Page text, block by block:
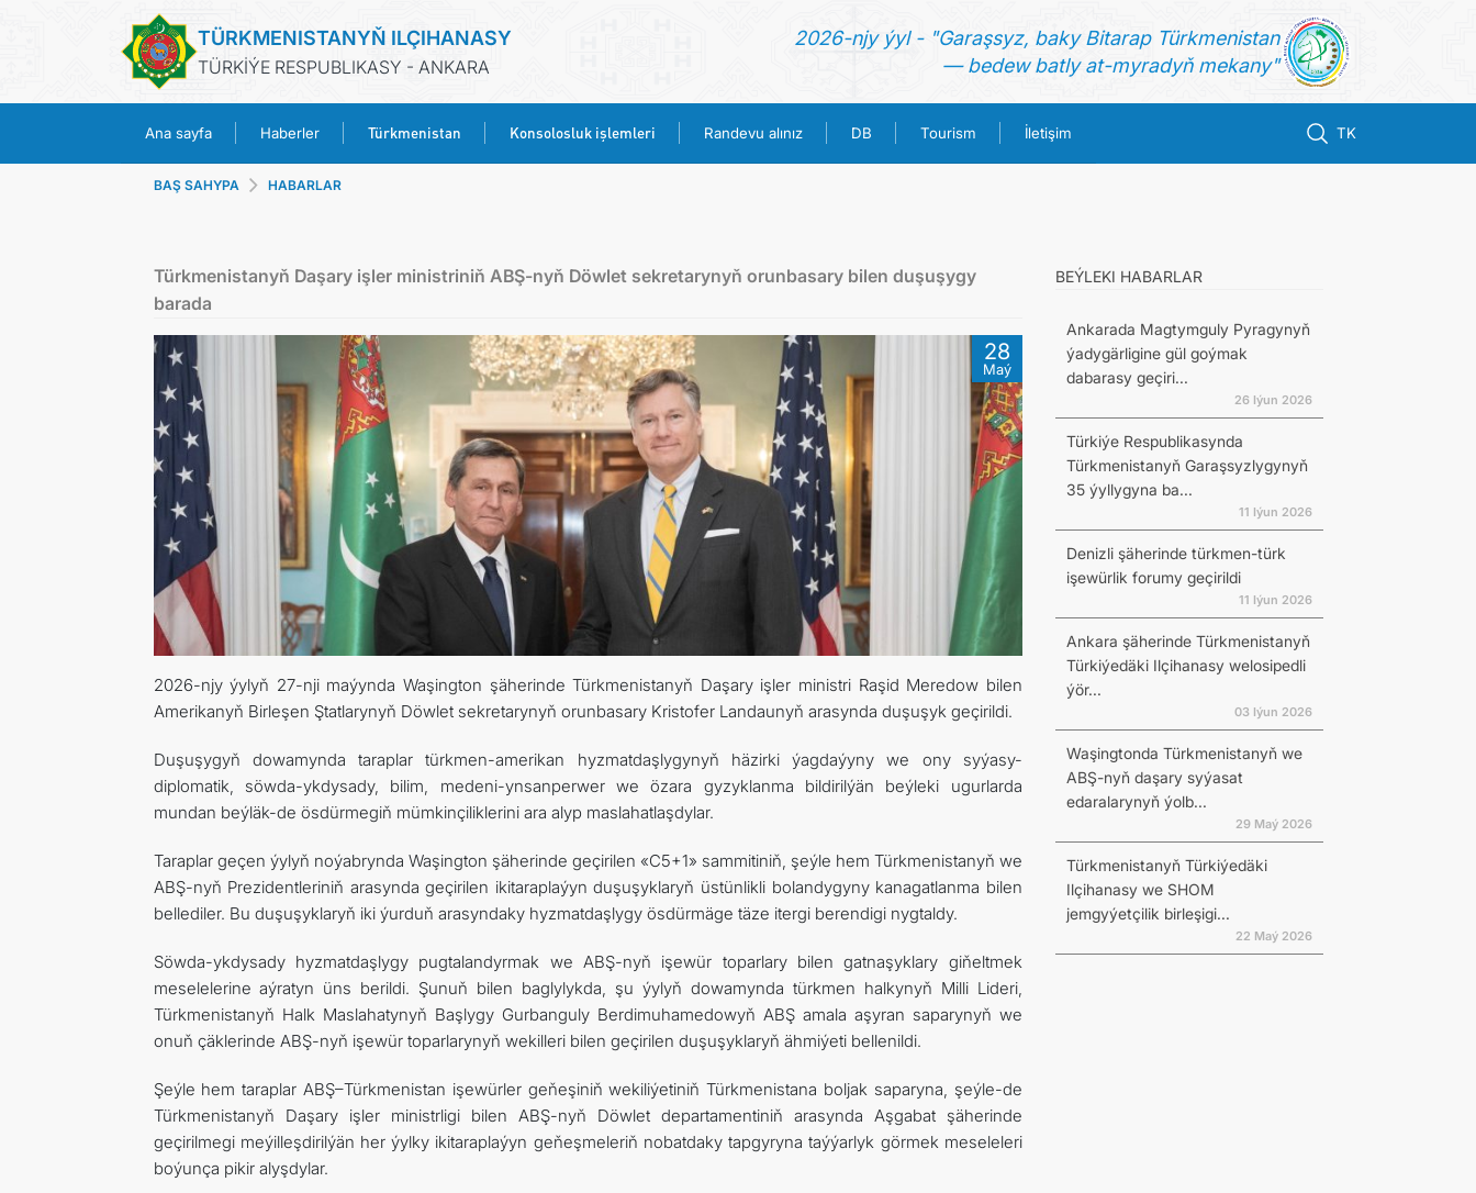
TÜRKMENISTANYŇ ILÇIHANASY
TÜRKİÝE RESPUBLIKASY - ANKARA
2026-njy ýyl - "Garaşsyz, baky Bitarap Türkmenistan
— bedew batly at-myradyň mekany"
Ana sayfa Haberler Türkmenistan Konsolosluk işlemleri Randevu alınız DB Tourism İletişim TK
KONSOLOSLUK IŞLEMLERI
RANDEVU ALINIZ
TOURISM
BAŞ SAHYPA HABARLAR
Türkmenistanyň Daşary işler ministriniň ABŞ-nyň Döwlet sekretarynyň orunbasary bilen duşuşygy
barada
28
Maý
2026-njy ýylyň 27-nji maýynda Waşington şäherinde Türkmenistanyň Daşary işler ministri Raşid Meredow bilen
Amerikanyň Birleşen Ştatlarynyň Döwlet sekretarynyň orunbasary Kristofer Landaunyň arasynda duşuşyk geçirildi.
Duşuşygyň dowamynda taraplar türkmen-amerikan hyzmatdaşlygynyň häzirki ýagdaýyny we ony syýasy-
diplomatik, söwda-ykdysady, bilim, medeni-ynsanperwer we özara gyzyklanma bildirilýän beýleki ugurlarda
mundan beýläk-de ösdürmegiň mümkinçiliklerini ara alyp maslahatlaşdylar.
Taraplar geçen ýylyň noýabrynda Waşington şäherinde geçirilen «C5+1» sammitiniň, şeýle hem Türkmenistanyň we
ABŞ-nyň Prezidentleriniň arasynda geçirilen ikitaraplaýyn duşuşyklaryň üstünlikli bolandygyny kanagatlanma bilen
bellediler. Bu duşuşyklaryň iki ýurduň arasyndaky hyzmatdaşlygy ösdürmäge täze itergi berendigi nygtaldy.
Söwda-ykdysady hyzmatdaşlygy pugtalandyrmak we ABŞ-nyň işewür toparlary bilen gatnaşyklary giňeltmek
meselelerine aýratyn üns berildi. Şunuň bilen baglylykda, şu ýylyň dowamynda türkmen halkynyň Milli Lideri,
Türkmenistanyň Halk Maslahatynyň Başlygy Gurbanguly Berdimuhamedowyň ABŞ amala aşyran saparynyň we
onuň çäklerinde ABŞ-nyň işewür toparlarynyň wekilleri bilen geçirilen duşuşyklaryň ähmiýeti bellenildi.
Şeýle hem taraplar ABŞ–Türkmenistan işewürler geňeşiniň wekiliýetiniň Türkmenistana boljak saparyna, şeýle-de
Türkmenistanyň Daşary işler ministrligi bilen ABŞ-nyň Döwlet departamentiniň arasynda Aşgabat şäherinde
geçirilmegi meýilleşdirilýän her ýylky ikitaraplaýyn geňeşmeleriň nobatdaky tapgyryna taýýarlyk görmek meseleleri
boýunça pikir alyşdylar.
BEÝLEKI HABARLAR
Ankarada Magtymguly Pyragynyň
ýadygärligine gül goýmak
dabarasy geçiri...
26 Iýun 2026
Türkiýe Respublikasynda
Türkmenistanyň Garaşsyzlygynyň
35 ýyllygyna ba...
11 Iýun 2026
Denizli şäherinde türkmen-türk
işewürlik forumy geçirildi
11 Iýun 2026
Ankara şäherinde Türkmenistanyň
Türkiýedäki Ilçihanasy welosipedli
ýör...
03 Iýun 2026
Waşingtonda Türkmenistanyň we
ABŞ-nyň daşary syýasat
edaralarynyň ýolb...
29 Maý 2026
Türkmenistanyň Türkiýedäki
Ilçihanasy we SHOM
jemgyýetçilik birleşigi...
22 Maý 2026